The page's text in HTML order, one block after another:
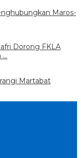
Maros-
Dorong FKLA
…
Martabat